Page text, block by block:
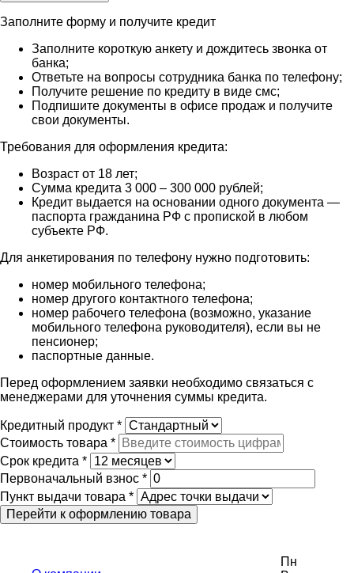
Заполните форму и получите кредит
Заполните короткую анкету и дождитесь звонка от
банка;
Ответьте на вопросы сотрудника банка по телефону;
Получите решение по кредиту в виде смс;
Подпишите документы в офисе продаж и получите
свои документы.
Требования для оформления кредита:
Возраст от 18 лет;
Сумма кредита 3 000 – 300 000 рублей;
Кредит выдается на основании одного документа —
паспорта гражданина РФ с пропиской в любом
субъекте РФ.
Для анкетирования по телефону нужно подготовить:
номер мобильного телефона;
номер другого контактного телефона;
номер рабочего телефона (возможно, указание
мобильного телефона руководителя), если вы не
пенсионер;
паспортные данные.
Перед оформлением заявки необходимо связаться с
менеджерами для уточнения суммы кредита.
Кредитный продукт *
Стоимость товара *
Срок кредита *
Первоначальный взнос *
Пункт выдачи товара *
Пн